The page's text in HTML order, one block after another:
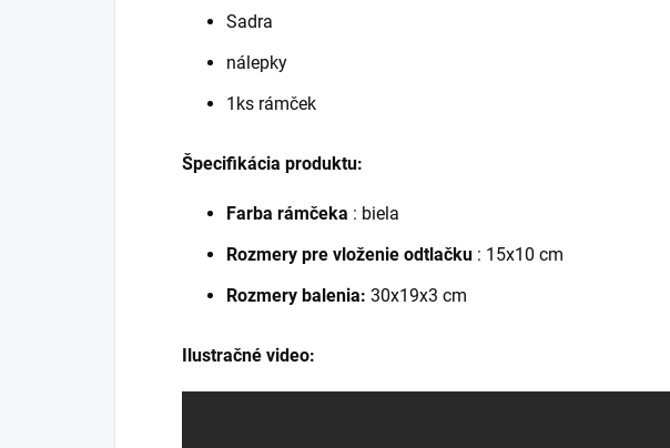
Sadra
nálepky
1ks rámček
Špecifikácia produktu:
Farba rámčeka : biela
Rozmery pre vloženie odtlačku : 15x10 cm
Rozmery balenia: 30x19x3 cm
Ilustračné video: